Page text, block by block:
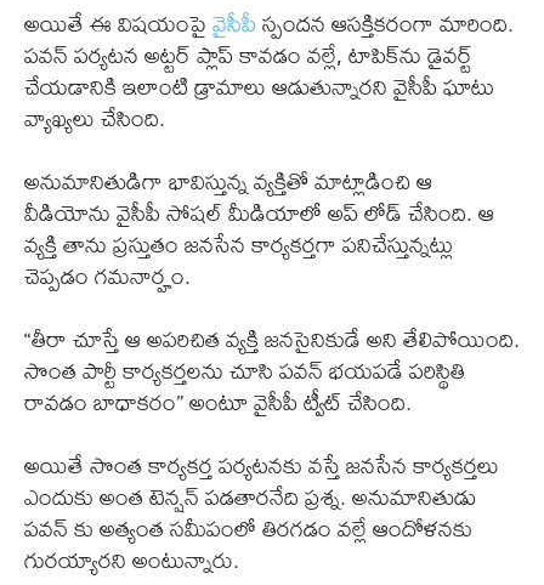
అయితే ఈ విషయంపైవైసీపీస్పందన ఆసక్తికరంగా మారింది.
పవన్ పర్యటన అట్టర్ ప్లాప్ కావడం వల్లే, టాపిక్‌ను డైవర్ట్
చేయడానికి ఇలాంటి డ్రామాలు ఆడుతున్నారని వైసీపీ ఘాటు
వ్యాఖ్యలు చేసింది.
అనుమానితుడిగా భావిస్తున్న వ్యక్తితో మాట్లాడించి ఆ
వీడియోను వైసీపీ సోషల్ మీడియాలో అప్ లోడ్ చేసింది. ఆ
వ్యక్తి తాను ప్రస్తుతం జనసేన కార్యకర్తగా పనిచేస్తున్నట్లు
చెప్పడం గమనార్హం.
“తీరా చూస్తే ఆ అపరిచిత వ్యక్తి జనసైనికుడే అని తేలిపోయింది.
సొంత పార్టీ కార్యకర్తలను చూసి పవన్ భయపడే పరిస్థితి
రావడం బాధాకరం” అంటూ వైసీపీ ట్వీట్ చేసింది.
అయితే సొంత కార్యకర్త పర్యటనకు వస్తే జనసేన కార్యకర్తలు
ఎందుకు అంత టెన్షన్ పడతారనేది ప్రశ్న. అనుమానితుడు
పవన్ కు అత్యంత సమీపంలో తిరగడం వల్లే ఆందోళనకు
గురయ్యారని అంటున్నారు.